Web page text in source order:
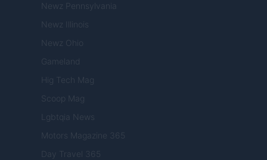
Newz Pennsylvania
Newz Illinois
Newz Ohio
Gameland
Hig Tech Mag
Scoop Mag
Lgbtqia News
Motors Magazine 365
Day Travel 365